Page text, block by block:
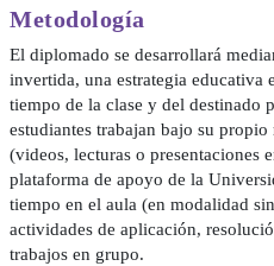
Metodología
El diplomado se desarrollará
invertida, una estrategia educativa
tiempo de la clase y del destinado
estudiantes trabajan bajo su
(videos, lecturas o presentaciones
plataforma de apoyo de la
tiempo en el aula (en modalidad
actividades de aplicación,
trabajos en grupo.